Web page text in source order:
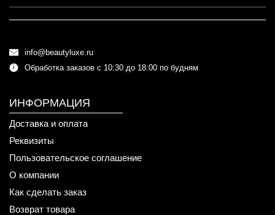
info@beautyluxe.ru
Обработка заказов с 10:30 до 18:00 по будням
ИНФОРМАЦИЯ
Доставка и оплата
Реквизиты
Пользовательское соглашение
О компании
Как сделать заказ
Возврат товара